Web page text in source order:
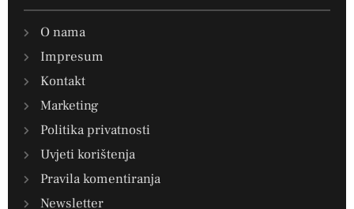
O nama
Impresum
Kontakt
Marketing
Politika privatnosti
Uvjeti korištenja
Pravila komentiranja
Newsletter